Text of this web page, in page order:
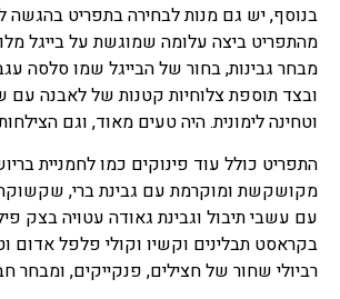
בנוסף, יש גם מנות לבחירה בתפריט בהגשה
מהתפריט ביצה עלומה שמוגשת על בייגל
מבחר גבינות, בחור של הבייגל שמו סלסה
ובצד תוספת צלוחיות קטנות של לאבנה עם
וטחינה לימונית. היה טעים מאוד, וגם
התפריט כולל עוד פינוקים כמו לחמניית
מקושקשת ומוקרמת עם גבינת ברי,
עם עשבי תיבול וגבינת גאודה עטויה בצק
בקראסט תבלינים וקשיו וקולי פלפל אדום
רביולי שחור של חצילים, פנקייקים, ומבחר